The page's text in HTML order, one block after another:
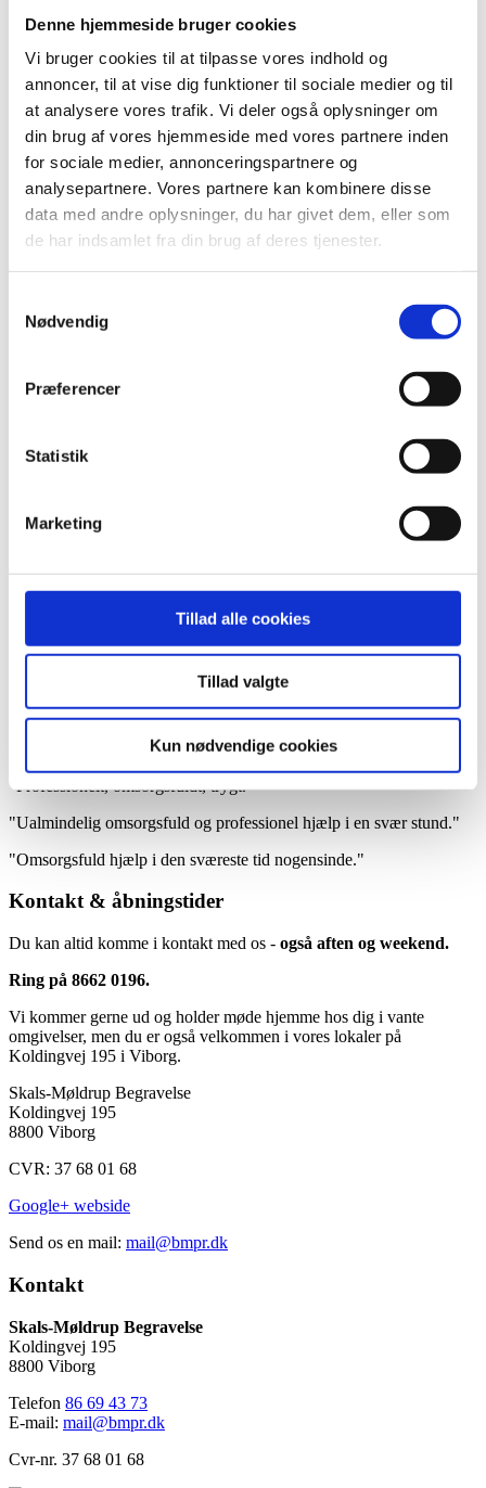
Denne hjemmeside bruger cookies
Vi bruger cookies til at tilpasse vores indhold og
annoncer, til at vise dig funktioner til sociale medier og til
at analysere vores trafik. Vi deler også oplysninger om
din brug af vores hjemmeside med vores partnere inden
for sociale medier, annonceringspartnere og
analysepartnere. Vores partnere kan kombinere disse
data med andre oplysninger, du har givet dem, eller som
de har indsamlet fra din brug af deres tjenester.
Nødvendig
Præferencer
Statistik
Marketing
Tillad alle cookies
Tillad valgte
Kun nødvendige cookies
Tilfredshedsundersøgelse
Skals
Møldrup
Nørre Rind
Låstrup
Virksund
Skringstrup
Ulbjerg
Fjelsø
Gedsted
Aalestrup
Klejtrup
Hvam
2024
2024
2023
2020
Efterår
Kundeudtalelser sommer 2024
"Professionelt, omsorgsfuldt, trygt."
"Ualmindelig omsorgsfuld og professionel hjælp i en svær stund."
"Omsorgsfuld hjælp i den sværeste tid nogensinde."
Kontakt & åbningstider
Du kan altid komme i kontakt med os - også aften og weekend.
Ring på 8662 0196.
Vi kommer gerne ud og holder møde hjemme hos dig i vante
omgivelser, men du er også velkommen i vores lokaler på
Koldingvej 195 i Viborg.
Skals-Møldrup Begravelse
Koldingvej 195
8800 Viborg
CVR: 37 68 01 68
Google+ webside
Send os en mail: mail@bmpr.dk
Kontakt
Skals-Møldrup Begravelse
Koldingvej 195
8800 Viborg
Telefon 86 69 43 73
E-mail: mail@bmpr.dk
Cvr-nr. 37 68 01 68